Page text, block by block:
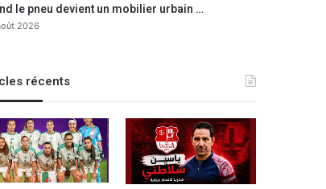
25 décembre 2021
Décès du joueur du MC
match face à
le pneu devient un mobilier urbain …
2026
récents